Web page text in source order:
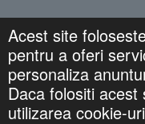
Acest site
pentru a oferi
personaliza
Daca folositi
utilizarea cookie-
©